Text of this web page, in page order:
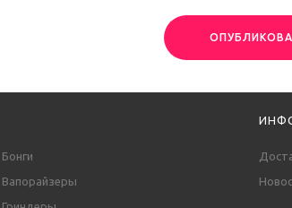
Бонги
Вапорайзеры